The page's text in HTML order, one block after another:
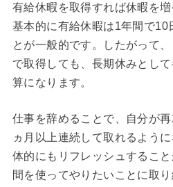
有給休暇を取得すれば休暇を増
基本的に有給休暇は1年間で10
とが一般的です。したがって
で取得しても、長期休みとし
算になります。
仕事を辞めることで、自分が
ヵ月以上連続して取れるよう
体的にもリフレッシュするこ
間を使ってやりたいことに取